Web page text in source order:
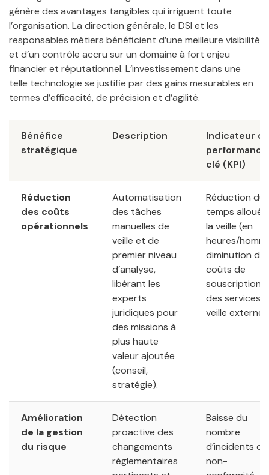
génère des avantages tangibles qui irriguent toute
l’organisation. La direction générale, le DSI et les
responsables métiers bénéficient d’une meilleure visibilité
et d’un contrôle accru sur un domaine à fort enjeu
financier et réputationnel. L’investissement dans une
telle technologie se justifie par des gains mesurables en
termes d’efficacité, de précision et d’agilité.
Bénéfice
stratégique
Description
Indicateur
performance
clé (KPI)
Réduction
des coûts
opérationnels
Automatisation
des tâches
manuelles de
veille et de
premier niveau
d’analyse,
libérant les
experts
juridiques pour
des missions à
plus haute
valeur ajoutée
(conseil,
stratégie).
Réduction du
temps alloué
la veille (en
heures/
diminution
coûts de
souscription à
des services
veille
Amélioration
de la gestion
du risque
Détection
proactive des
changements
réglementaires
Baisse du
nombre
d’incidents de
non-